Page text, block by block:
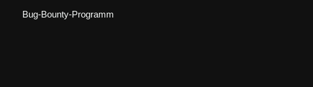
Bug-Bounty-Programm